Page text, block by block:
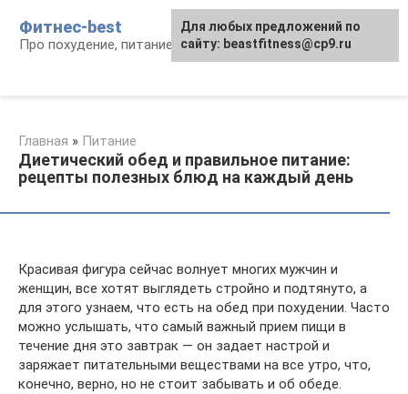
контенту
Фитнес-best
Про похудение, питание и фитнес
Главная » Питание
Диетический обед и правильное питание:
рецепты полезных блюд на каждый день
Красивая фигура сейчас волнует многих мужчин и
женщин, все хотят выглядеть стройно и подтянуто, а
для этого узнаем, что есть на обед при похудении. Часто
можно услышать, что самый важный прием пищи в
течение дня это завтрак — он задает настрой и
заряжает питательными веществами на все утро, что,
конечно, верно, но не стоит забывать и об обеде.
Для любых предложений по
сайту: beastfitness@cp9.ru